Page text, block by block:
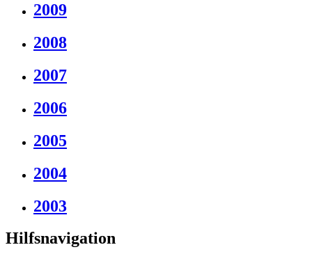
2009
2008
2007
2006
2005
2004
2003
Hilfsnavigation